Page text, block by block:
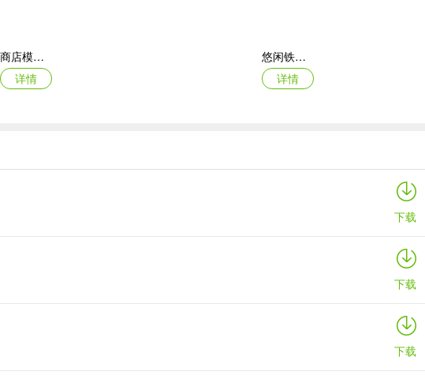
商店模拟器：超市Switch移植2026最新版本
详情
悠闲铁匠铺2026官方最新版本
详情
末日避难所手游
挖矿传说
下载
下载
下载